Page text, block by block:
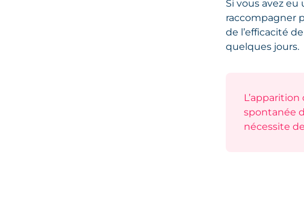
Si vous avez
raccompagner
de l’efficacité
quelques jours.
spontanée
nécessite